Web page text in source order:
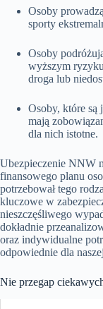
Osoby
sporty
Osoby
wyższym
droga lub
Osoby, które
mają
dla nich istotne.
Ubezpieczenie NNW
finansowego planu
potrzebował tego
kluczowe w
nieszczęśliwego
dokładnie
oraz indywidualne
odpowiednie dla
Nie przegap